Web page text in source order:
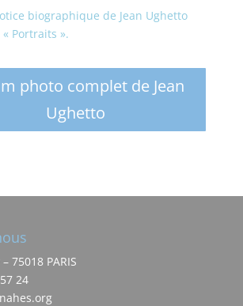
biographique de Jean Ughetto
Portraits ».
photo complet de Jean
Ughetto
75018 PARIS
24